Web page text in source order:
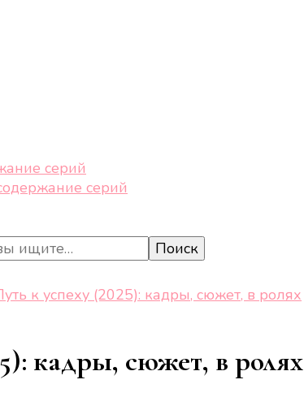
серий
серий
к успеху (2025): кадры, сюжет, в ролях
кадры, сюжет, в ролях